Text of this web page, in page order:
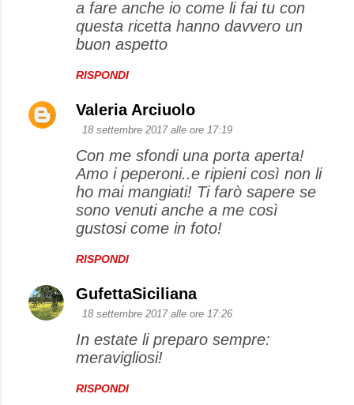
a fare anche io come li fai tu con
questa ricetta hanno davvero un
buon aspetto
RISPONDI
Valeria Arciuolo
18 settembre 2017 alle ore 17:19
Con me sfondi una porta aperta!
Amo i peperoni..e ripieni così non li
ho mai mangiati! Ti farò sapere se
sono venuti anche a me così
gustosi come in foto!
RISPONDI
GufettaSiciliana
18 settembre 2017 alle ore 17:26
In estate li preparo sempre:
meravigliosi!
RISPONDI